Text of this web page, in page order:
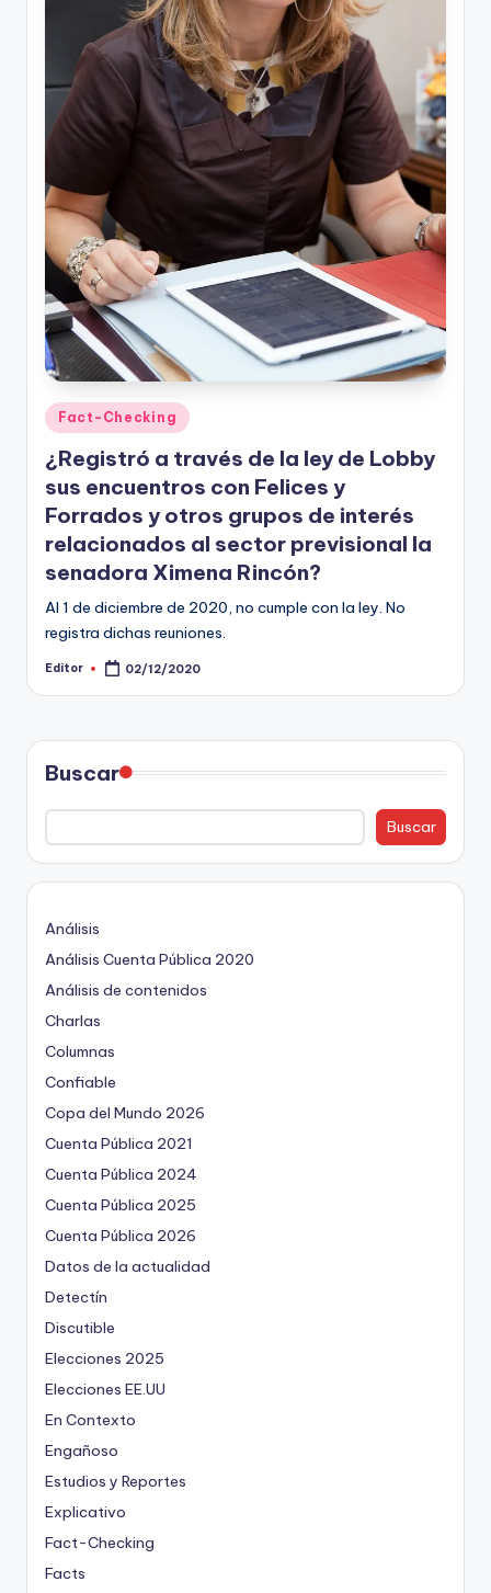
y
F
a
c
t
-
C
e
c
ki
n
g
Publicado
en
Fact-Checking
¿Registró a través de la ley de Lobby
sus encuentros con Felices y
Forrados y otros grupos de interés
relacionados al sector previsional la
senadora Ximena Rincón?
Al 1 de diciembre de 2020, no cumple con la ley. No
registra dichas reuniones.
Publicado
Editor 02/12/2020
Buscar
Buscar
Análisis
Análisis Cuenta Pública 2020
Análisis de contenidos
Charlas
Columnas
Confiable
Copa del Mundo 2026
Cuenta Pública 2021
Cuenta Pública 2024
Cuenta Pública 2025
Cuenta Pública 2026
Datos de la actualidad
Detectín
Discutible
Elecciones 2025
Elecciones EE.UU
En Contexto
Engañoso
Estudios y Reportes
Explicativo
Fact-Checking
Facts